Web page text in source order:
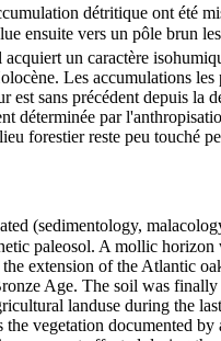
détritique ont été
ensuite vers un pôle brun
un caractère
Les accumulations
sans précédent depuis
déterminée par
forestier reste peu touché
(sedimentology,
paleosol. A mollic
extension of the Atlantic
Age. The soil was
landuse during the
vegetation documented